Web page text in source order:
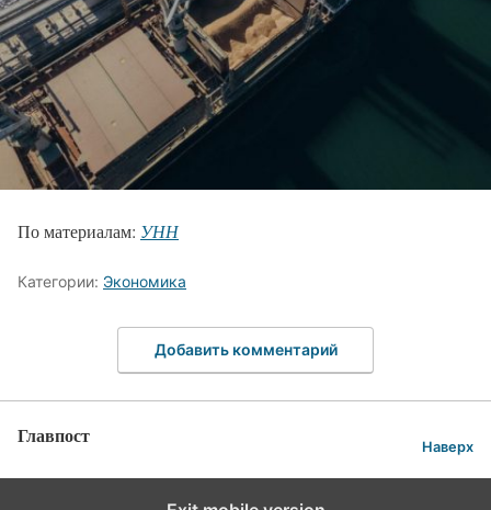
По материалам: УНН
Категории: Экономика
Добавить комментарий
Главпост Наверх